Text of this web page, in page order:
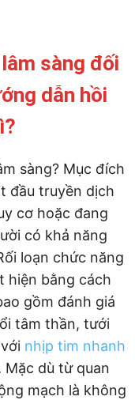
sàng đối
dẫn hồi
sàng? Mục đích
đầu truyền dịch
cơ hoặc đang
có khả năng
loạn chức năng
hiện bằng cách
gồm đánh giá
tâm thần, tưới
nhịp tim nhanh
dù từ quan
mạch là không